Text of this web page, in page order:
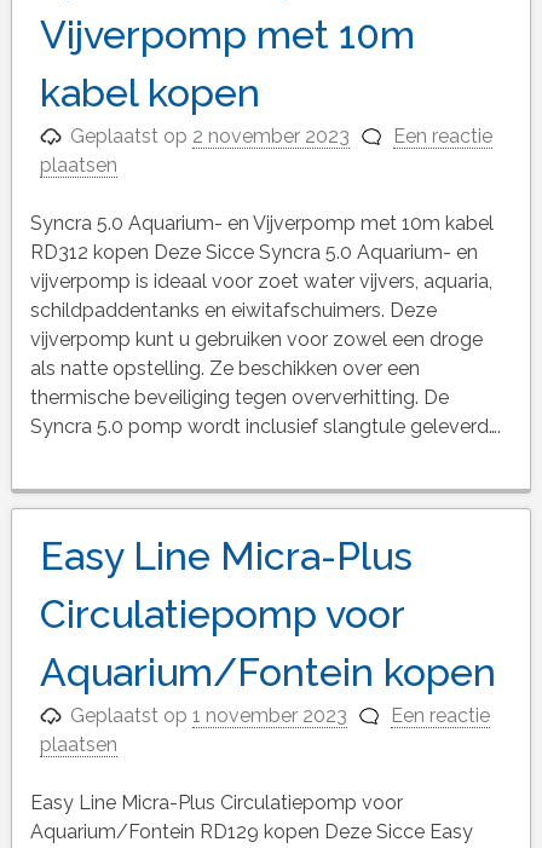
Vijverpomp met 10m
kabel kopen
Geplaatst op 2 november 2023
Een reactie
plaatsen
Syncra 5.0 Aquarium- en Vijverpomp met 10m kabel
RD312 kopen Deze Sicce Syncra 5.0 Aquarium- en
vijverpomp is ideaal voor zoet water vijvers, aquaria,
schildpaddentanks en eiwitafschuimers. Deze
vijverpomp kunt u gebruiken voor zowel een droge
als natte opstelling. Ze beschikken over een
thermische beveiliging tegen oververhitting. De
Syncra 5.0 pomp wordt inclusief slangtule geleverd….
Easy Line Micra-Plus
Circulatiepomp voor
Aquarium/Fontein kopen
Geplaatst op1 november 2023
Een reactie
plaatsen
Easy Line Micra-Plus Circulatiepomp voor
Aquarium/Fontein RD129 kopen Deze Sicce Easy